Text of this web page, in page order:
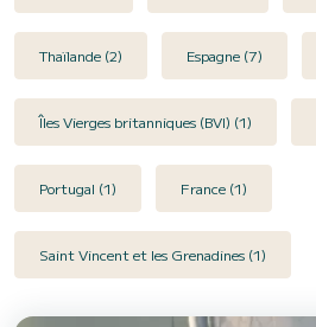
Thaïlande (2) Espagne (7)
Îles Vierges britanniques (BVI) (1)
Portugal (1) France (1)
Saint Vincent et les Grenadines (1)